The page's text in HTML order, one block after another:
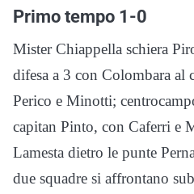
Primo tempo 1-0
Mister Chiappella schiera
difesa a 3 con Colombara al
Perico e Minotti;
capitan Pinto, con Caferri e
Lamesta dietro le punte
due squadre si affrontano